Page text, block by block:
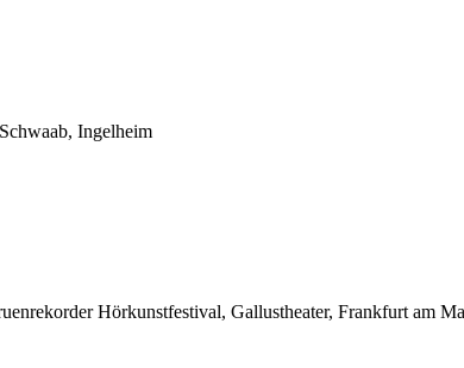
Ingelheim
Hörkunstfestival, Gallustheater, Frankfurt am